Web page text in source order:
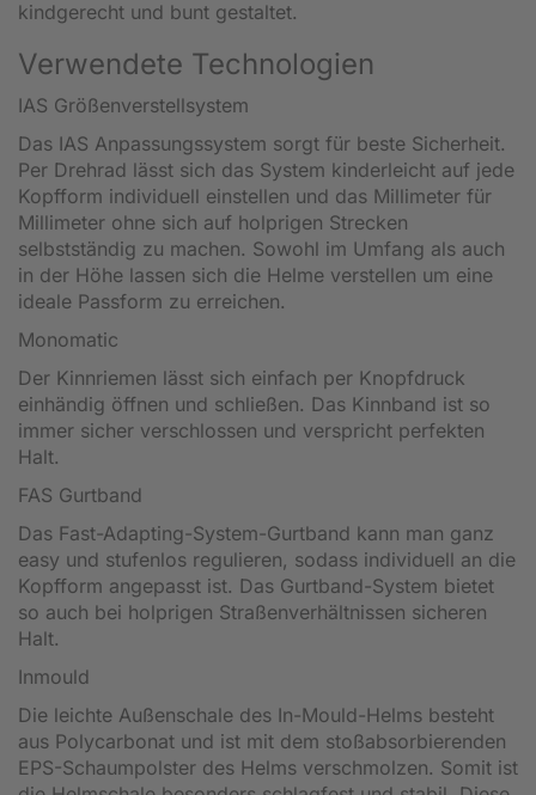
kindgerecht und bunt gestaltet.
Verwendete Technologien
IAS Größenverstellsystem
Das IAS Anpassungssystem sorgt für beste Sicherheit.
Per Drehrad lässt sich das System kinderleicht auf jede
Kopfform individuell einstellen und das Millimeter für
Millimeter ohne sich auf holprigen Strecken
selbstständig zu machen. Sowohl im Umfang als auch
in der Höhe lassen sich die Helme verstellen um eine
ideale Passform zu erreichen.
Monomatic
Der Kinnriemen lässt sich einfach per Knopfdruck
einhändig öffnen und schließen. Das Kinnband ist so
immer sicher verschlossen und verspricht perfekten
Halt.
FAS Gurtband
Das Fast-Adapting-System-Gurtband kann man ganz
easy und stufenlos regulieren, sodass individuell an die
Kopfform angepasst ist. Das Gurtband-System bietet
so auch bei holprigen Straßenverhältnissen sicheren
Halt.
Inmould
Die leichte Außenschale des In-Mould-Helms besteht
aus Polycarbonat und ist mit dem stoßabsorbierenden
EPS-Schaumpolster des Helms verschmolzen. Somit ist